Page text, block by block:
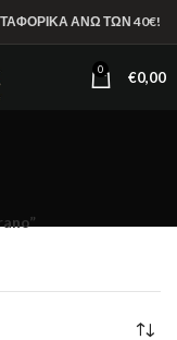
ΑΝΩ ΤΩΝ 40€!
0 €0,00